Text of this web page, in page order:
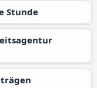
Stunde